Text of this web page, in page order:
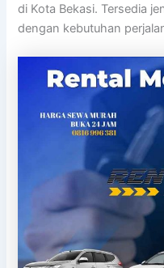
di Kota Bekasi. Tersedia
dengan kebutuhan